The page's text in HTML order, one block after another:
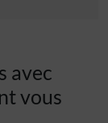
avec
vous